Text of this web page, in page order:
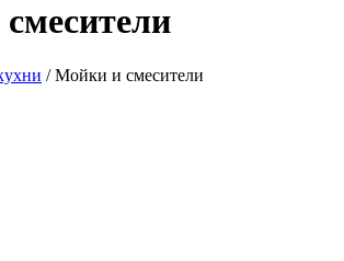
/Мойки и смесители